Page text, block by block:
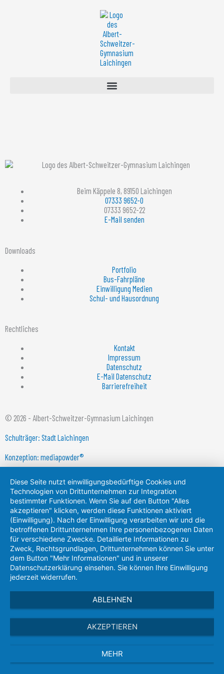
Beim Käppele 8, 89150 Laichingen
07333 9652-0
07333 9652-22
E-Mail senden
Downloads
Portfolio
Bus-Fahrpläne
Einwilligung Medien
Schul- und Hausordnung
Rechtliches
Kontakt
Impressum
Datenschutz
E-Mail Datenschutz
Barrierefreiheit
© 2026 - Albert-Schweitzer-Gymnasium Laichingen
Schulträger: Stadt Laichingen
Konzeption: mediapowder®
Diese Seite nutzt einwilligungsbedürftige Cookies und
Technologien von Drittunternehmen zur Integration
bestimmter Funktionen. Wenn Sie auf den Button "Alles
akzeptieren" klicken, werden diese Funktionen aktiviert
(Einwilligung). Nach der Einwilligung verarbeiten wir und die
betroffenen Drittunternehmen Ihre personenbezogenen Daten
für verschiedene Zwecke. Detaillierte Informationen zu
Zweck, Rechtsgrundlagen, Drittunternehmen können Sie unter
dem Button "Mehr Informationen" und in unserer
Datenschutzerklärung einsehen. Sie können Ihre Einwilligung
jederzeit widerrufen.
ABLEHNEN
AKZEPTIEREN
MEHR